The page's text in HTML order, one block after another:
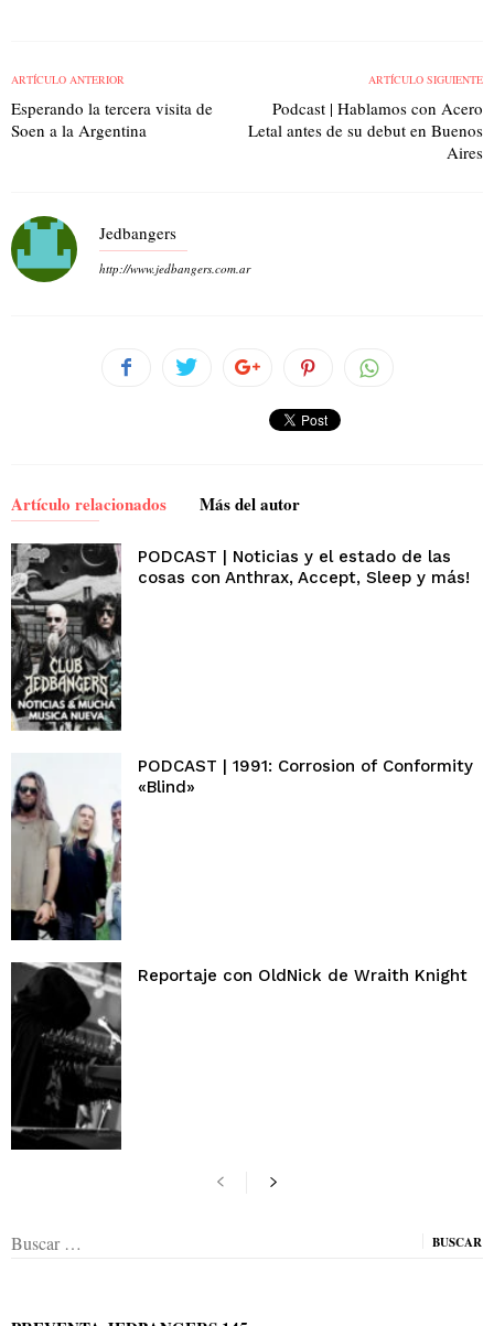
ARTÍCULO ANTERIOR
Esperando la tercera visita de
Soen a la Argentina
ARTÍCULO SIGUIENTE
Podcast | Hablamos con Acero
Letal antes de su debut en Buenos
Aires
Jedbangers
http://www.jedbangers.com.ar
Artículo relacionados Más del autor
PODCAST | Noticias y el estado de las
cosas con Anthrax, Accept, Sleep y más!
PODCAST | 1991: Corrosion of Conformity
«Blind»
Reportaje con OldNick de Wraith Knight
Buscar: